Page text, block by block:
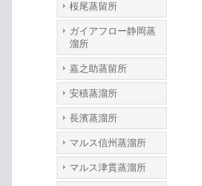
桜尾蒸留所
ガイアフロー静岡蒸
溜所
嘉之助蒸留所
安積蒸溜所
長濱蒸溜所
マルス信州蒸溜所
マルス津貫蒸溜所